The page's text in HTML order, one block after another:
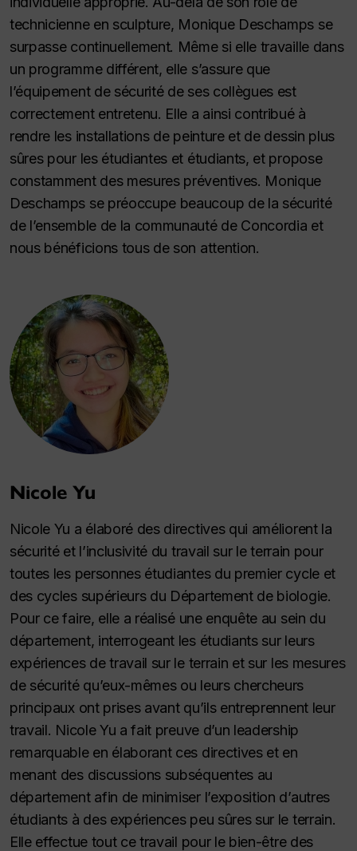
technicienne en sculpture, Monique Deschamps se
surpasse continuellement. Même si elle travaille dans
un programme différent, elle s’assure que
l’équipement de sécurité de ses collègues est
correctement entretenu. Elle a ainsi contribué à
rendre les installations de peinture et de dessin plus
sûres pour les étudiantes et étudiants, et propose
constamment des mesures préventives. Monique
Deschamps se préoccupe beaucoup de la sécurité
de l’ensemble de la communauté de Concordia et
nous bénéficions tous de son attention.
Nicole Yu
Nicole Yu a élaboré des directives qui améliorent la
sécurité et l’inclusivité du travail sur le terrain pour
toutes les personnes étudiantes du premier cycle et
des cycles supérieurs du Département de biologie.
Pour ce faire, elle a réalisé une enquête au sein du
département, interrogeant les étudiants sur leurs
expériences de travail sur le terrain et sur les mesures
de sécurité qu’eux-mêmes ou leurs chercheurs
principaux ont prises avant qu’ils entreprennent leur
travail. Nicole Yu a fait preuve d’un leadership
remarquable en élaborant ces directives et en
menant des discussions subséquentes au
département afin de minimiser l’exposition d’autres
étudiants à des expériences peu sûres sur le terrain.
Elle effectue tout ce travail pour le bien-être des